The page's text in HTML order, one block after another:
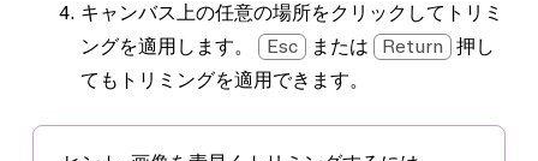
キャンバス上の任意の場所をクリックしてトリミ
ングを適用します。
Esc または Return
押し
てもトリミングを適用できます。